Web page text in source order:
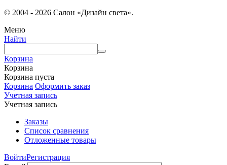
© 2004 - 2026 Салон «Дизайн света».
Меню
Найти
Корзина
Корзина
Корзина пуста
Корзина Оформить заказ
Учетная запись
Учетная запись
Заказы
Список сравнения
Отложенные товары
ВойтиРегистрация